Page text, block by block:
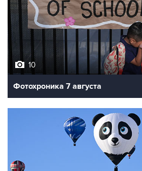
10
Фотохроника 7 августа